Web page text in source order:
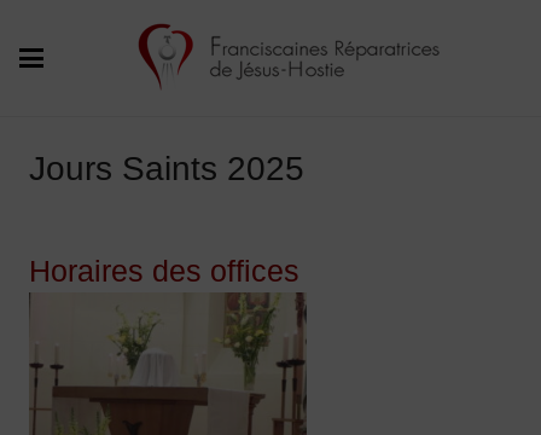
Jours Saints 2025
Horaires des offices